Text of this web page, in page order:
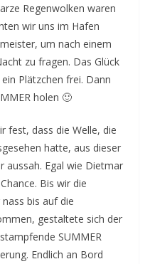
Regenwolken waren
wir uns im Hafen
um nach einem
zu fragen. Das Glück
Plätzchen frei. Dann
holen 🙂
fest, dass die Welle, die
hatte, aus dieser
aussah. Egal wie Dietmar
Bis wir die
bis auf die
gestaltete sich der
SUMMER
Endlich an Bord